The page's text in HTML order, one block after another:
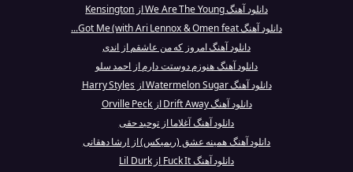
دانلود آهنگ We Are The Young از Kensington
دانلود آهنگ Got Me (with Ari Lennox & Omen feat...
دانلود آهنگ امروز که من عاشقم از اندی
دانلود آهنگ هنوزم دوستت دارم از احمد سلو
دانلود آهنگ Watermelon Sugar از Harry Styles
دانلود آهنگ Drift Away از Orville Peck
دانلود آهنگ آغلاما از توحید حقی
دانلود آهنگ همینه عشق (ریمیکس) از ارشا دهقانی
دانلود آهنگ Fuck It از Lil Durk